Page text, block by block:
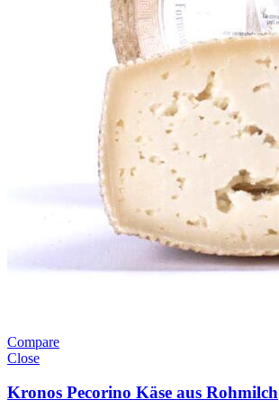
Compare
Close
Kronos Pecorino Käse aus Rohmilch